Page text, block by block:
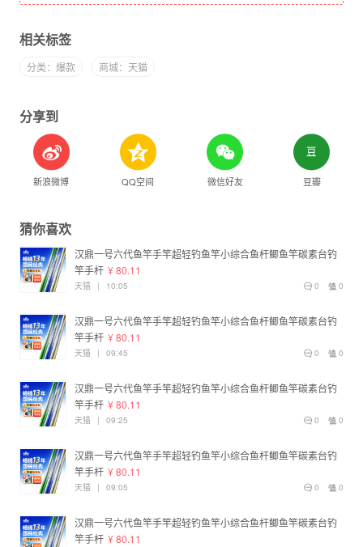
相关标签
分类：爆款 商城：天猫
分享到
新浪微博 QQ空间 微信好友 豆瓣
猜你喜欢
汉鼎一号六代鱼竿手竿超轻钓鱼竿小综合鱼杆鲫鱼竿碳素台钓
竿手杆 ¥ 80.11
0
0
天猫 | 10:05
汉鼎一号六代鱼竿手竿超轻钓鱼竿小综合鱼杆鲫鱼竿碳素台钓
竿手杆 ¥ 80.11
0
0
天猫 | 09:45
汉鼎一号六代鱼竿手竿超轻钓鱼竿小综合鱼杆鲫鱼竿碳素台钓
竿手杆 ¥ 80.11
0
0
天猫 | 09:25
汉鼎一号六代鱼竿手竿超轻钓鱼竿小综合鱼杆鲫鱼竿碳素台钓
竿手杆 ¥ 80.11
0
0
天猫 | 09:05
汉鼎一号六代鱼竿手竿超轻钓鱼竿小综合鱼杆鲫鱼竿碳素台钓
竿手杆 ¥ 80.11